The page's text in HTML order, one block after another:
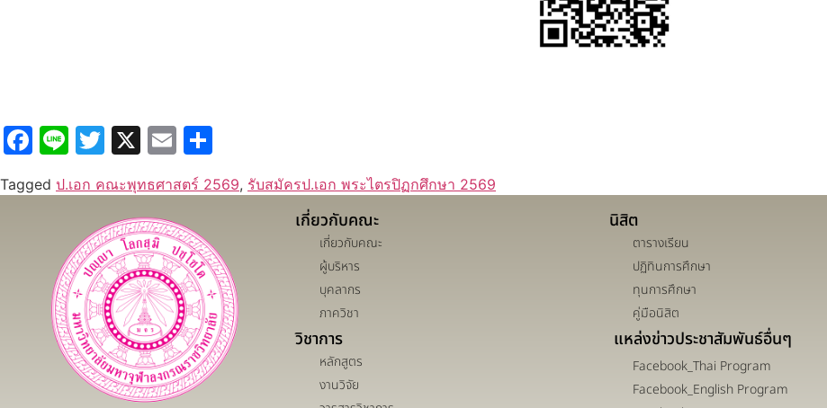
Facebook
LineTwitter
X Email
Tagged ป.เอก คณะพุทธศาสตร์ 2569, รับสมัครป.เอก พระไตรปิฏกศึกษา 2569
เกี่ยวกับคณะ
เกี่ยวกับคณะ
ผู้บริหาร
บุคลากร
ภาควิชา
วิชาการ
หลักสูตร
งานวิจัย
นิสิต
ตารางเรียน
ปฏิทินการศึกษา
ทุนการศึกษา
คู่มือนิสิต
แหล่งข่าวประชาสัมพันธ์อื่นๆ
Facebook_Thai Program
Facebook_English Program